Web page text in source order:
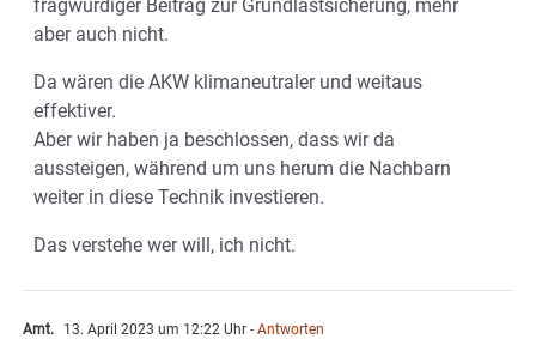
fragwürdiger Beitrag zur Grundlastsicherung, mehr
aber auch nicht.
Da wären die AKW klimaneutraler und weitaus
effektiver.
Aber wir haben ja beschlossen, dass wir da
aussteigen, während um uns herum die Nachbarn
weiter in diese Technik investieren.
Das verstehe wer will, ich nicht.
Amt. 13. April 2023 um 12:22 Uhr - Antworten